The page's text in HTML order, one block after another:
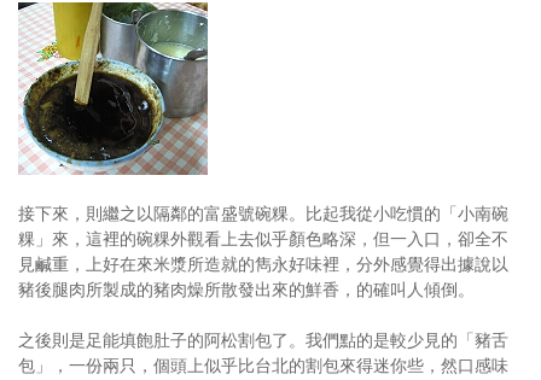
接下來，則繼之以隔鄰的富盛號碗粿。比起我從小吃慣的「小南碗
粿」來，這裡的碗粿外觀看上去似乎顏色略深，但一入口，卻全不
見鹹重，上好在來米漿所造就的雋永好味裡，分外感覺得出據說以
豬後腿肉所製成的豬肉燥所散發出來的鮮香，的確叫人傾倒。
之後則是足能填飽肚子的阿松割包了。我們點的是較少見的「豬舌
包」，一份兩只，個頭上似乎比台北的割包來得迷你些，然口感味